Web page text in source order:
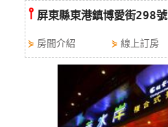
全
球
租
車
⫯ 屏東縣東港鎮博愛街298號
⋟ 房間介紹 ⋟ 線上訂房